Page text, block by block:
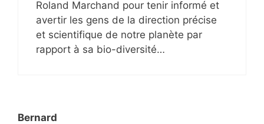
Roland Marchand pour tenir informé et
avertir les gens de la direction précise
et scientifique de notre planète par
rapport à sa bio-diversité…
Bernard